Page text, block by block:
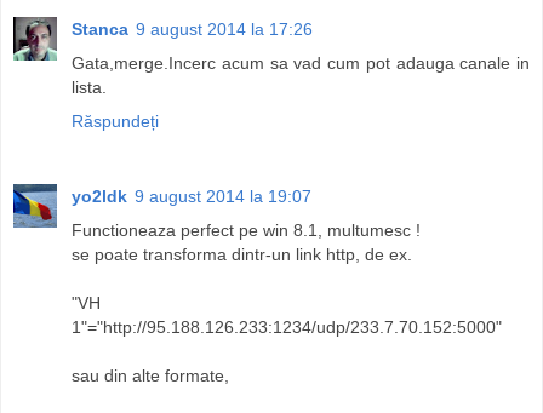
Stanca 9 august 2014 la 17:26
Gata,merge.Incerc acum sa vad cum pot adauga canale in
lista.
Răspundeți
yo2ldk 9 august 2014 la 19:07
Functioneaza perfect pe win 8.1, multumesc !
se poate transforma dintr-un link http, de ex.
"VH
1"="http://95.188.126.233:1234/udp/233.7.70.152:5000"
sau din alte formate,